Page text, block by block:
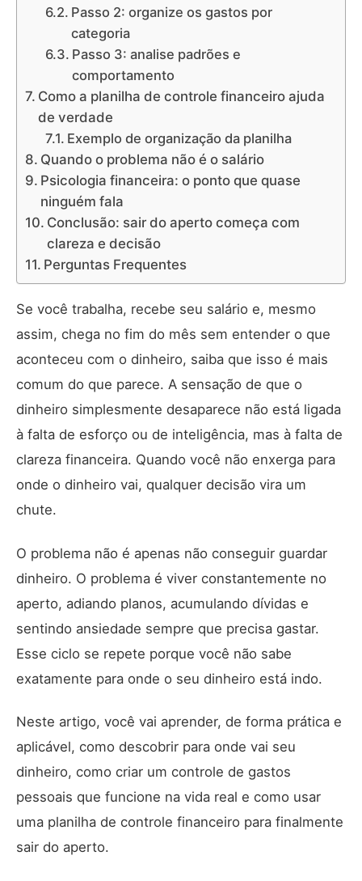
Passo 2: organize os gastos por
categoria
Passo 3: analise padrões e
comportamento
Como a planilha de controle financeiro ajuda
de verdade
Exemplo de organização da planilha
Quando o problema não é o salário
Psicologia financeira: o ponto que quase
ninguém fala
Conclusão: sair do aperto começa com
clareza e decisão
Perguntas Frequentes
Se você trabalha, recebe seu salário e, mesmo
assim, chega no fim do mês sem entender o que
aconteceu com o dinheiro, saiba que isso é mais
comum do que parece. A sensação de que o
dinheiro simplesmente desaparece não está ligada
à falta de esforço ou de inteligência, mas à falta de
clareza financeira. Quando você não enxerga para
onde o dinheiro vai, qualquer decisão vira um
chute.
O problema não é apenas não conseguir guardar
dinheiro. O problema é viver constantemente no
aperto, adiando planos, acumulando dívidas e
sentindo ansiedade sempre que precisa gastar.
Esse ciclo se repete porque você não sabe
exatamente para onde o seu dinheiro está indo.
Neste artigo, você vai aprender, de forma prática e
aplicável, como descobrir para onde vai seu
dinheiro, como criar um controle de gastos
pessoais que funcione na vida real e como usar
uma planilha de controle financeiro para finalmente
sair do aperto.